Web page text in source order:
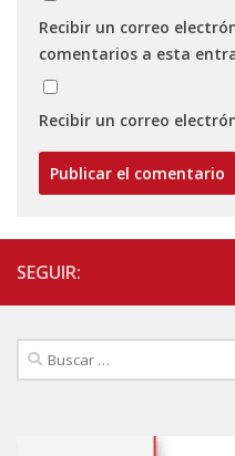
Recibir un correo
comentarios a esta
Recibir un correo
SEGUIR:
Buscar: